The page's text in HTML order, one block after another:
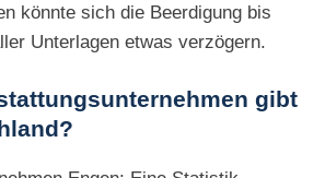
könnte sich die Beerdigung bis
Unterlagen etwas verzögern.
gibt